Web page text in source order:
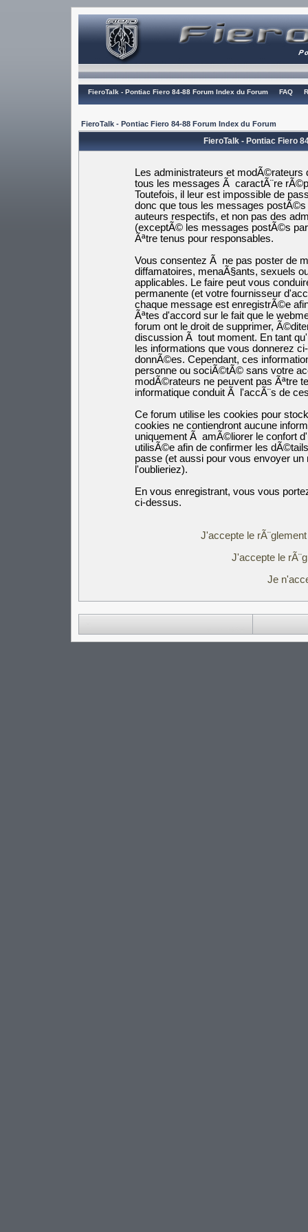
FieroTalk - Pontiac Fiero 84-88 Forum Index du Forum FAQ
FieroTalk - Pontiac Fiero 84-88 Forum Index du Forum
FieroTalk - Pontiac Fiero
Les administrateurs et
tous les messages Ã caractÃ¨re
Toutefois, il leur est impossible de
donc que tous les messages
auteurs respectifs, et non pas des
(exceptÃ© les messages postÃ©s
Ãªtre tenus pour responsables.
Vous consentez Ã ne pas poster de
diffamatoires, menaÃ§ants, sexuels
applicables. Le faire peut vous
permanente (et votre fournisseur
chaque message est enregistrÃ©e
Ãªtes d'accord sur le fait que le
forum ont le droit de supprimer,
discussion Ã tout moment. En tant
les informations que vous donnerez
donnÃ©es. Cependant, ces
personne ou sociÃ©tÃ© sans votre
modÃ©rateurs ne peuvent pas Ãªtre
informatique conduit Ã l'accÃ¨s de
Ce forum utilise les cookies pour
cookies ne contiendront aucune
uniquement Ã amÃ©liorer le confort
utilisÃ©e afin de confirmer les
passe (et aussi pour vous envoyer
l'oublieriez).
En vous enregistrant, vous vous
ci-dessus.
J'accepte le
J'accepte le
Je